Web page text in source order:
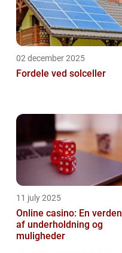
02 december 2025
Fordele ved solceller
11 july 2025
Online casino: En verden
af underholdning og
muligheder